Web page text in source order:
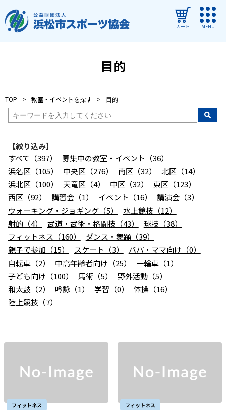
カート MENU
ご利用ガイド
協会について
管理施設
教室・イベントからのお知らせ
浜松市民スポーツ祭
お知らせ
個人情報の取り扱いに関する基本方針 特定商取引法に基づく表記サイトマップ
浜松スポーツ協会に関する
お問い合わせはこちら
各教室・イベントページの問い合わせ先までお願いいたします。
目的
TOP 教室・イベントを探す 目的
【絞り込み】
すべて（397）
募集中の教室・イベント（36）
浜名区（105）
中央区（276） 南区（32）
北区（14）
浜北区（100）
天竜区（4） 中区（32）
東区（123）
西区（92）
講習会（1） イベント（16）
講演会（3）
ウォーキング・ジョギング（5）
水上競技（12）
射的（4）
武道・武術・格闘技（43）
球技（38）
フィットネス（160）
ダンス・舞踊（39）
親子で参加（15）
スケート（3）
パパ・ママ向け（0）
自転車（2）
中高年齢者向け（25）
一輪車（1）
子ども向け（100）
馬術（5）
野外活動（5）
和太鼓（2）
吟詠（1） 学習（0）
体操（16）
陸上競技（7）
フィットネス フィットネス